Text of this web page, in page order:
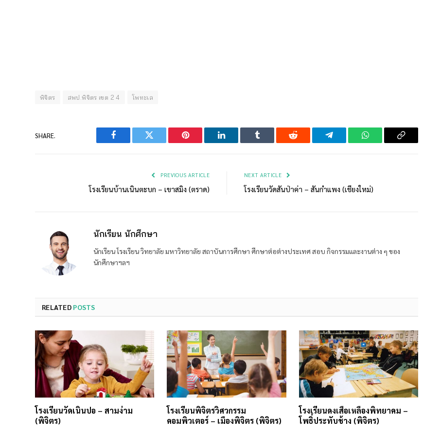
พิจิตร สพป.พิจิตร เขต 2 4 โพทะเล
SHARE.
Facebook Twitter Pinterest LinkedIn Tumblr Reddit Telegram WhatsAppCopy
PREVIOUS ARTICLE
โรงเรียนบ้านเนินตะบก – เขาสมิง (ตราด)
NEXT ARTICLE
โรงเรียนวัดสันป่าค่า – สันกำแพง (เชียงใหม่)
นักเรียน นักศึกษา
นักเรียน โรงเรียน วิทยาลัย มหาวิทยาลัย สถาบันการศึกษา ศึกษาต่อต่างประเทศ สอบ กิจกรรมและงานต่าง ๆ ของ
นักศึกษาฯลฯ
RELATED POSTS
โรงเรียนวัดเนินปอ – สามง่าม
(พิจิตร)
โรงเรียนพิจิตรวิศวกรรม
คอมพิวเตอร์ – เมืองพิจิตร (พิจิตร)
โรงเรียนดงเสือเหลืองพิทยาคม –
โพธิ์ประทับช้าง (พิจิตร)